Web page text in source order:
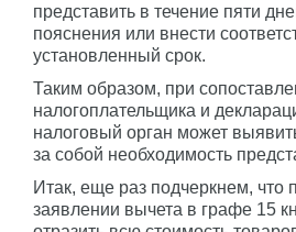
представить в течение пяти
пояснения или внести
установленный срок.
Таким образом, при
налогоплательщика и
налоговый орган может
за собой необходимость
Итак, еще раз подчеркнем, что
заявлении вычета в графе 15